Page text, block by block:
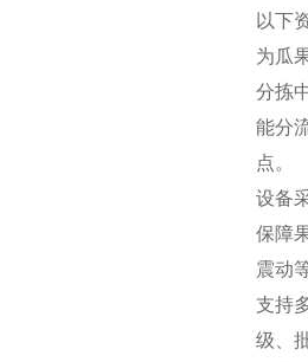
以下
为瓜
分拣
能分
点。
设备
保障
震动
支持
级、